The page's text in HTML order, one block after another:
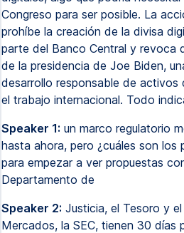
Congreso para ser posible. La
prohíbe la creación de la divisa
parte del Banco Central y revoca
de la presidencia de Joe Biden,
desarrollo responsable de activos
el trabajo internacional. Todo
Speaker 1: un marco regulatorio
hasta ahora, pero ¿cuáles son los
para empezar a ver propuestas
Departamento de
Speaker 2: Justicia, el Tesoro y
Mercados, la SEC, tienen 30 días